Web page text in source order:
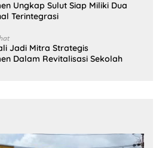
Ungkap Sulut Siap Miliki Dua
Terintegrasi
Jadi Mitra Strategis
Dalam Revitalisasi Sekolah